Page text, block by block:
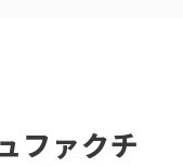
ファクチ